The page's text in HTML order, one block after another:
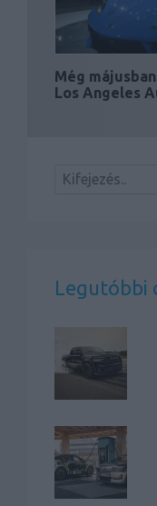
Még
Los Angeles
Legutóbbi